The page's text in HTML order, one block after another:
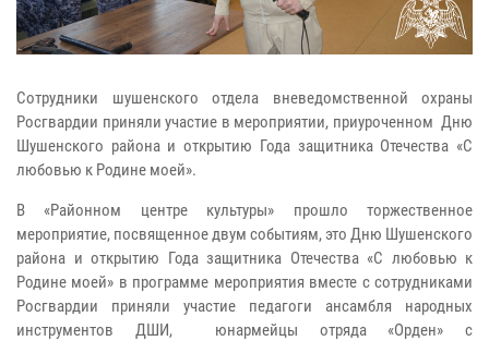
Сотрудники шушенского отдела вневедомственной охраны
Росгвардии приняли участие в мероприятии, приуроченном Дню
Шушенского района и открытию Года защитника Отечества «С
любовью к Родине моей».
В «Районном центре культуры» прошло торжественное
мероприятие, посвященное двум событиям, это Дню Шушенского
района и открытию Года защитника Отечества «С любовью к
Родине моей» в программе мероприятия вместе с сотрудниками
Росгвардии приняли участие педагоги ансамбля народных
инструментов ДШИ, юнармейцы отряда «Орден» с